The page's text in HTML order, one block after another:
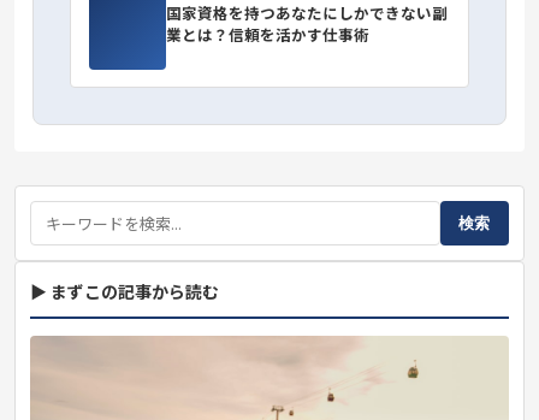
国家資格を持つあなたにしかできない副
業とは？信頼を活かす仕事術
検索
▶ まずこの記事から読む